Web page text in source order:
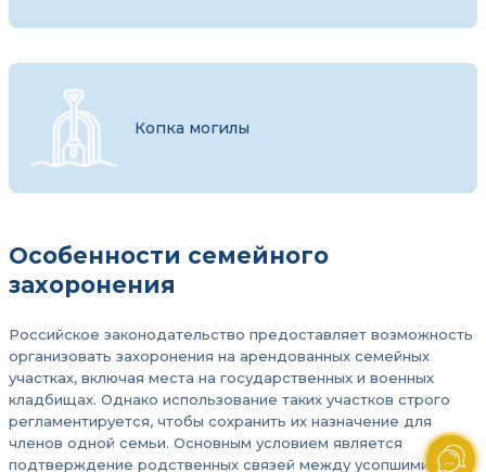
Копка могилы
Особенности семейного
захоронения
Российское законодательство предоставляет возможность
организовать захоронения на арендованных семейных
участках, включая места на государственных и военных
кладбищах. Однако использование таких участков строго
регламентируется, чтобы сохранить их назначение для
членов одной семьи. Основным условием является
подтверждение родственных связей между усопшими,